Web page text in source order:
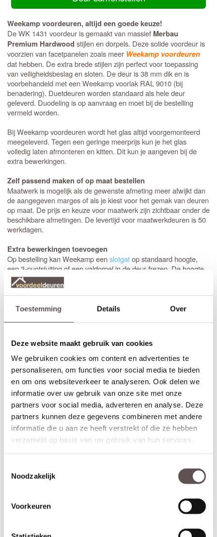
Toestemming Details Over
Deze website maakt gebruik van cookies
We gebruiken cookies om content en advertenties te
personaliseren, om functies voor social media te bieden
en om ons websiteverkeer te analyseren. Ook delen we
informatie over uw gebruik van onze site met onze
partners voor social media, adverteren en analyse. Deze
partners kunnen deze gegevens combineren met andere
informatie die u aan ze heeft verstrekt of die ze hebben
verzameld op basis van uw gebruik van hun services.
Noodzakelijk
Voorkeuren
Weekamp voordeuren, altijd een goede keuze!
De WK 1431 voordeur is gemaakt van massief Merbau
Premium Hardwood stijlen en dorpels. Deze solide voordeur is
voorzien van facetpanelen zoals meer Weekamp voordeuren
dat hebben. De extra brede stijlen zijn perfect voor toepassing
van veiligheidsbeslag en sloten. De deur is 38 mm dik en is
voorbehandeld met een Weekamp voorlak RAL 9010 (bij
benadering). Duetdeuren worden standaard als hele deur
geleverd. Duodeling is op aanvraag en moet bij de bestelling
vermeld worden.
Bij Weekamp voordeuren wordt het glas altijd voorgemonteerd
meegeleverd. Tegen een geringe meerprijs kun je het glas
volledig laten afmonteren en kitten. Dit kun je aangeven bij de
extra bewerkingen.
Zelf passend maken of op maat bestellen
Maatwerk is mogelijk als de gewenste afmeting meer afwijkt dan
de aangegeven marges of als je kiest voor het gemak van deuren
op maat. De prijs en keuze voor maatwerk zijn zichtbaar onder de
beschikbare afmetingen. De levertijd voor maatwerkdeuren is 50
werkdagen.
Extra bewerkingen toevoegen
Op bestelling kan Weekamp eenslotgatop standaard hoogte,
een 3-puntsluiting of een valdorpel in de deur frezen. De hoogte
van een slotgat of 3-puntsluiting wordt op een standaard hoogte
aangebracht. De deurkruk zit altijd op een hoogte van 105 cm
gemeten vanaf de onderzijde van de deur. Let op! De
draairichtingvan de deur is van belang. Maak je keuze uit het
Geschikt voor buitendeuren waarbij aan de buitenzijde van een
deur eendeurknopwordt gemonteerd en aan de binnenzijde een
deurkruk. Sleutelbediende sloten worden meestal geplaatst op
eenvoordeur. De infrezing in de deur wordt beschermd met
grondverf en de 3-puntsluiting gemonteerd.
* Krukbediende 3-puntsluiting(achterdeur)
Geschikt voor buitendeuren waarbij aan de buitenzijde en
binnenzijde een
wordt gemonteerd. Krukbediende
sloten worden meestal geplaatst op eenachterdeurof
balkondeur. De infrezing in de deur wordt beschermd met
grondverf en de 3-puntsluiting gemonteerd.
Montage van voordeuren
Voordeuren worden afgehangen met scharnieren die met
Voordeuren worden met minimaal 3
kogellagerscharnierenaan
het kozijn gemonteerd om de deur soepel te laten draaien en
231.5 cm zijn het beste af te hangen met 4